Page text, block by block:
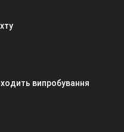
випробування